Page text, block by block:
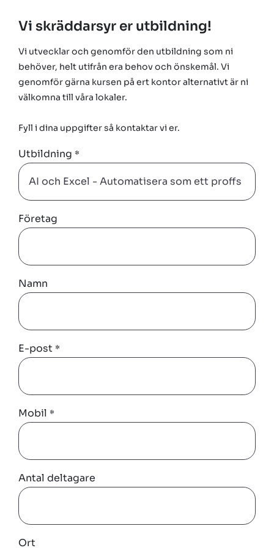
Vi skräddarsyr er utbildning!
Vi utvecklar och genomför den utbildning som ni
behöver, helt utifrån era behov och önskemål. Vi
genomför gärna kursen på ert kontor alternativt är ni
välkomna till våra lokaler.
Fyll i dina uppgifter så kontaktar vi er.
Utbildning *
Företag
Namn
E-post *
Mobil *
Antal deltagare
Ort